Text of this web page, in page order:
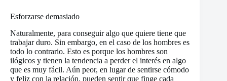
Esforzarse demasiado
Naturalmente, para conseguir algo que quiere tiene que
trabajar duro. Sin embargo, en el caso de los hombres es
todo lo contrario. Esto es porque los hombres son
ilógicos y tienen la tendencia a perder el interés en algo
que es muy fácil. Aún peor, en lugar de sentirse cómodo
y feliz con la relación, pueden sentir que finge cada